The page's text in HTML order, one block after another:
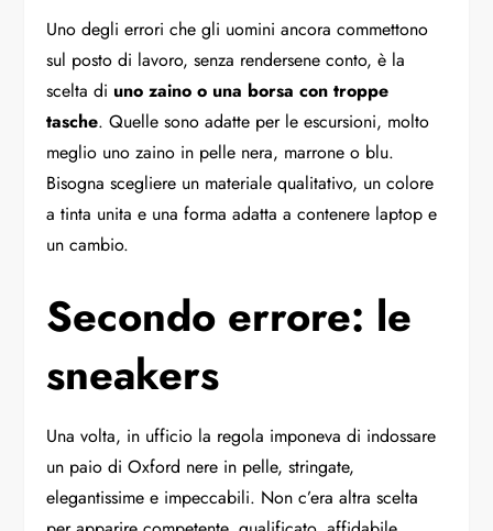
Uno degli errori che gli uomini ancora commettono
sul posto di lavoro, senza rendersene conto, è la
scelta di uno zaino o una borsa con troppe
tasche. Quelle sono adatte per le escursioni, molto
meglio uno zaino in pelle nera, marrone o blu.
Bisogna scegliere un materiale qualitativo, un colore
a tinta unita e una forma adatta a contenere laptop e
un cambio.
Secondo errore: le
sneakers
Una volta, in ufficio la regola imponeva di indossare
un paio di Oxford nere in pelle, stringate,
elegantissime e impeccabili. Non c’era altra scelta